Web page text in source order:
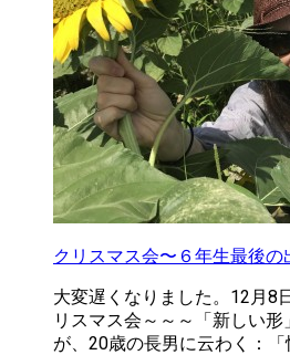
クリスマス会〜６年生最後の
大変遅くなりました。12月8
リスマス会～～～「新しい
が、20歳の長男に云わく：